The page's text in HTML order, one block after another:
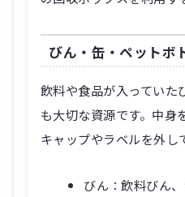
びん・缶・ペットボ
飲料や食品が入っていた
も大切な資源です。中身
キャップやラベルを外し
びん：飲料びん